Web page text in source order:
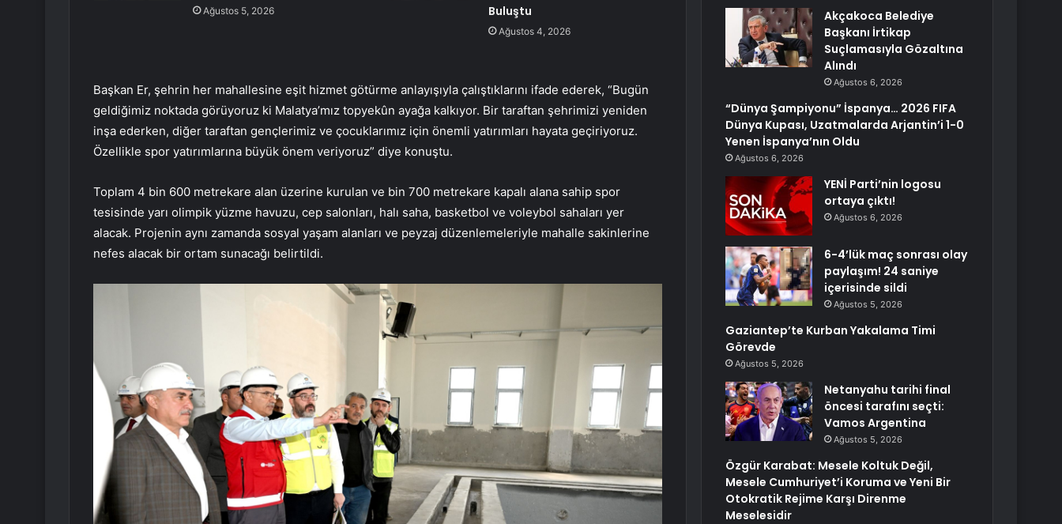
Ağustos 5, 2026
Buluştu
Ağustos 4, 2026
Başkan Er, şehrin her mahallesine eşit hizmet götürme anlayışıyla çalıştıklarını ifade ederek, “Bugün
geldiğimiz noktada görüyoruz ki Malatya’mız topyekûn ayağa kalkıyor. Bir taraftan şehrimizi yeniden
inşa ederken, diğer taraftan gençlerimiz ve çocuklarımız için önemli yatırımları hayata geçiriyoruz.
Özellikle spor yatırımlarına büyük önem veriyoruz” diye konuştu.
Toplam 4 bin 600 metrekare alan üzerine kurulan ve bin 700 metrekare kapalı alana sahip spor
tesisinde yarı olimpik yüzme havuzu, cep salonları, halı saha, basketbol ve voleybol sahaları yer
alacak. Projenin aynı zamanda sosyal yaşam alanları ve peyzaj düzenlemeleriyle mahalle sakinlerine
nefes alacak bir ortam sunacağı belirtildi.
Akçakoca Belediye
Başkanı İrtikap
Suçlamasıyla Gözaltına
Alındı
Ağustos 6, 2026
“Dünya Şampiyonu” İspanya… 2026 FIFA
Dünya Kupası, Uzatmalarda Arjantin’i 1-0
Yenen İspanya’nın Oldu
Ağustos 6, 2026
YENİ Parti’nin logosu
ortaya çıktı!
Ağustos 6, 2026
6-4’lük maç sonrası olay
paylaşım! 24 saniye
içerisinde sildi
Ağustos 5, 2026
Gaziantep’te Kurban Yakalama Timi
Görevde
Ağustos 5, 2026
Netanyahu tarihi final
öncesi tarafını seçti:
Vamos Argentina
Ağustos 5, 2026
Özgür Karabat: Mesele Koltuk Değil,
Mesele Cumhuriyet’i Koruma ve Yeni Bir
Otokratik Rejime Karşı Direnme
Meselesidir